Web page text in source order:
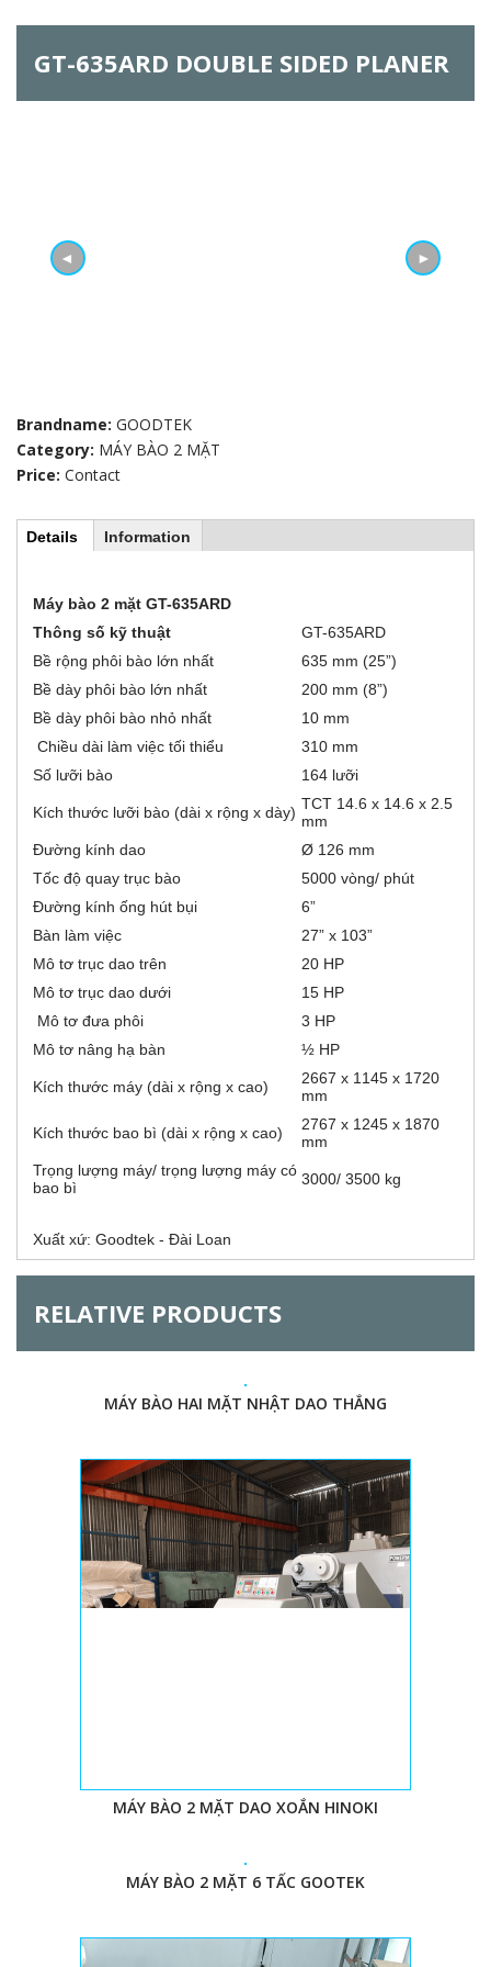
h
GT-635ARD DOUBLE SIDED PLANER
◄ ►
Brandname: GOODTEK
Category: MÁY BÀO 2 MẶT
Price: Contact
o
o
n
a
G
Details
i
e
t
b
)
Information
Máy bào 2 mặt GT-635ARD
Thông số kỹ thuật
GT-635ARD
Bề rộng phôi bào lớn nhất
635 mm (25”)
Bề dày phôi bào lớn nhất
200 mm (8”)
Bề dày phôi bào nhỏ nhất
10 mm
Chiều dài làm việc tối thiểu
310 mm
Số lưỡi bào
164 lưỡi
Kích thước lưỡi bào (dài x rộng x dày) TCT 14.6 x 14.6 x 2.5
mm
Đường kính dao
Ø 126 mm
Tốc độ quay trục bào
5000 vòng/ phút
Đường kính ống hút bụi
6”
Bàn làm việc
27” x 103”
Mô tơ trục dao trên
20 HP
Mô tơ trục dao dưới
15 HP
Mô tơ đưa phôi
3 HP
Mô tơ nâng hạ bàn
½ HP
Kích thước máy (dài x rộng x cao)
2667 x 1145 x 1720
mm
Kích thước bao bì (dài x rộng x cao)
2767 x 1245 x 1870
mm
Trọng lượng máy/ trọng lượng máy có
bao bì
3000/ 3500 kg
Xuất xứ: Goodtek - Đài Loan
RELATIVE PRODUCTS
MÁY BÀO HAI MẶT NHẬT DAO THẲNG
MÁY BÀO 2 MẶT DAO XOẮN HINOKI
MÁY BÀO 2 MẶT 6 TẤC GOOTEK